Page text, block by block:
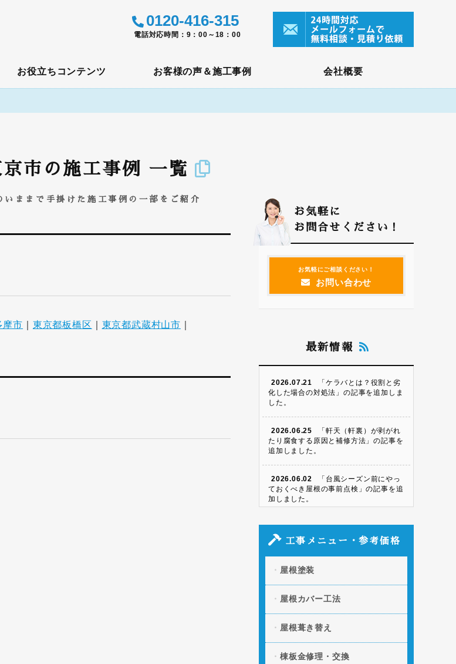
0120-416-315
電話対応時間：9：00～18：00
お役立ちコンテンツ お客様の声＆施工事例 会社概要
市の施工事例 一覧
いままで手掛けた施工事例の一部をご紹介
摩市 東京都板橋区 東京都武蔵村山市
お気軽に
お問合せください！
お気軽にご相談ください！
お問い合わせ
最新情報
2026.07.21
「ケラバとは？役割と劣
化した場合の対処法」の記事を追加しま
した。
2026.06.25
「軒天（軒裏）が剥がれ
たり腐食する原因と補修方法」の記事を
追加しました。
2026.06.02
「台風シーズン前にやっ
ておくべき屋根の事前点検」の記事を追
加しました。
2026.05.09
「瓦屋根のズレ・割れの
原因と部分修理の方法」の記事を追加し
ました。
2026.04.06
欠けを放置するとどうなる？修理方法と
費用」の記事を追加しました。
2026.03.11
「凍害による屋根への被
害とは？起きやすい条件や予防策」の記
事を追加しました。
工事メニュー・参考価格
屋根塗装
屋根カバー工法
屋根葺き替え
棟板金修理・交換